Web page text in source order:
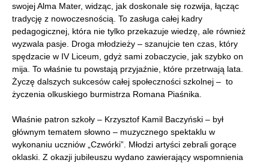
swojej Alma Mater, widząc, jak doskonale się rozwija, łącząc
tradycję z nowoczesnością. To zasługa całej kadry
pedagogicznej, która nie tylko przekazuje wiedzę, ale również
wyzwala pasje. Droga młodzieży – szanujcie ten czas, który
spędzacie w IV Liceum, gdyż sami zobaczycie, jak szybko on
mija. To właśnie tu powstają przyjaźnie, które przetrwają lata.
Życzę dalszych sukcesów całej społeczności szkolnej – to
życzenia olkuskiego burmistrza Romana Piaśnika.
Właśnie patron szkoły – Krzysztof Kamil Baczyński – był
głównym tematem słowno – muzycznego spektaklu w
wykonaniu uczniów „Czwórki”. Młodzi artyści zebrali gorące
oklaski. Z okazji jubileuszu wydano zawierający wspomnienia